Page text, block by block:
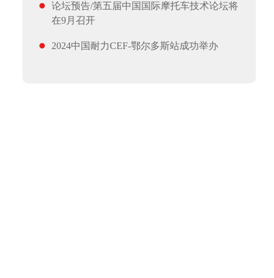
论坛预告/第五届中国国际摩托车技术论坛将
在9月召开
2024中国耐力CEF-鄂尔多斯站成功举办